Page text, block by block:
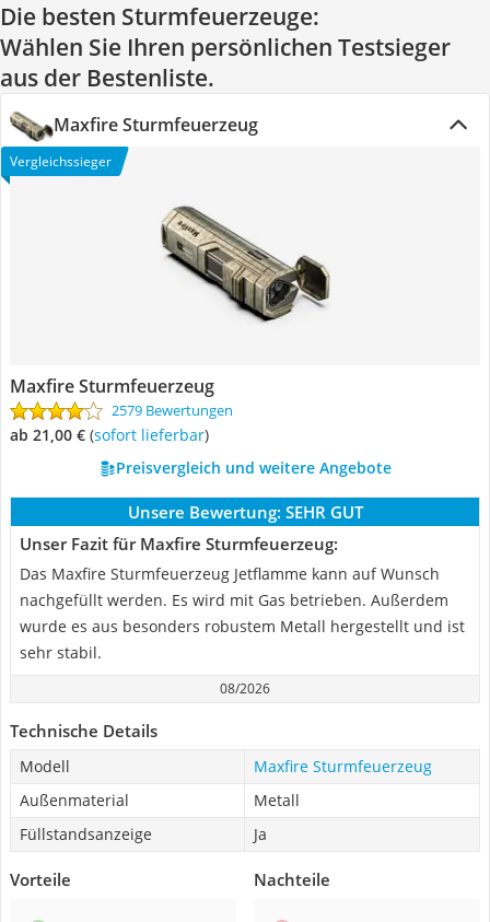
Die besten Sturmfeuerzeuge:
Wählen Sie Ihren persönlichen Testsieger
aus der Bestenliste.
Maxfire Sturmfeuerzeug
Vergleichssieger
Maxfire Sturmfeuerzeug
2579 Bewertungen
ab 21,00 € ( Sofort lieferbar)
Preisvergleich und weitere Angebote
Unsere Bewertung: SEHR GUT
Unser Fazit für Maxfire Sturmfeuerzeug:
Das Maxfire Sturmfeuerzeug Jetflamme kann auf Wunsch
nachgefüllt werden. Es wird mit Gas betrieben. Außerdem
wurde es aus besonders robustem Metall hergestellt und ist
sehr stabil.
08/2026
Technische Details
Modell
Maxfire Sturmfeuerzeug
Außenmaterial
Metall
Füllstandsanzeige
Ja
Vorteile Nachteile